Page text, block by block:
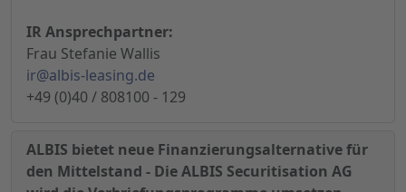
IR Ansprechpartner:
Frau Stefanie Wallis
ir@albis-leasing.de
+49 (0)40 / 808100 - 129
ALBIS bietet neue Finanzierungsalternative für
den Mittelstand - Die ALBIS Securitisation AG